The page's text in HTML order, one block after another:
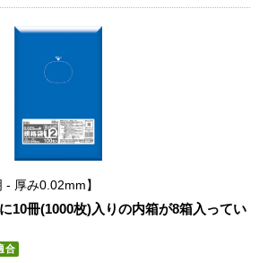
- 厚み0.02mm
10冊(1000枚)入りの内箱が8箱入ってい